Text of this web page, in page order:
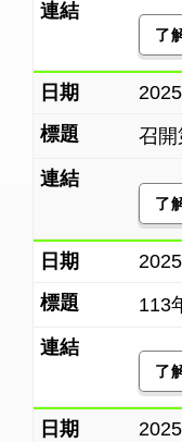
了
召開
了
113
了